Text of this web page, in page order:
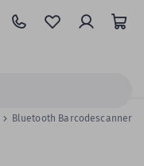
Bluetooth Barcodescanner